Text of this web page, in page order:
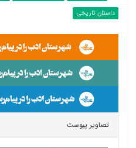
داستان تاریخی
تصاویر پیوست